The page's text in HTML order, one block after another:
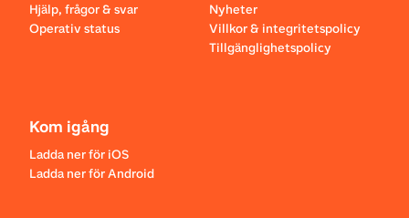
Hjälp, frågor & svar
Operativ status
Nyheter
Villkor & integritetspolicy
Tillgänglighetspolicy
Kom igång
Ladda ner för iOS
Ladda ner för Android